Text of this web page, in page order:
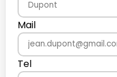
Mail
Tel